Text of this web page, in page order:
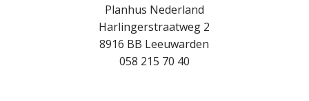
Planhus Nederland
Harlingerstraatweg 2
8916 BB Leeuwarden
058 215 70 40